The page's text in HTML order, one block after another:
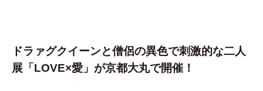
ドラァグクイーンと僧侶の異色で刺激的な二人
展「LOVE×愛」が京都大丸で開催！